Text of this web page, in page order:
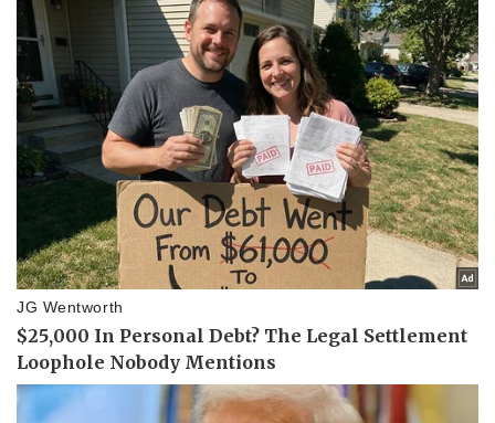
Kinh tế
Bất động sản
Thị trường
Giá vàng